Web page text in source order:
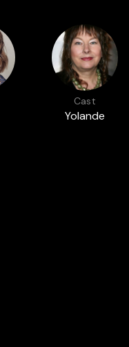
Cast
Yolande